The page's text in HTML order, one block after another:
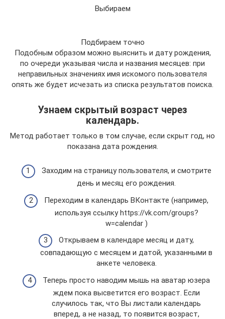
Выбираем
Подбираем точно
Подобным образом можно выяснить и дату рождения,
по очереди указывая числа и названия месяцев: при
неправильных значениях имя искомого пользователя
опять же будет исчезать из списка результатов поиска.
Узнаем скрытый возраст через
календарь.
Метод работает только в том случае, если скрыт год, но
показана дата рождения.
Заходим на страницу пользователя, и смотрите
день и месяц его рождения.
Переходим в календарь ВКонтакте (например,
используя ссылку https://vk.com/groups?
w=calendar )
Открываем в календаре месяц и дату,
совпадающую с месяцем и датой, указанными в
анкете человека.
Теперь просто наводим мышь на аватар юзера
ждем пока высветится его возраст. Если
случилось так, что Вы листали календарь
вперед, а не назад, то появится возраст,